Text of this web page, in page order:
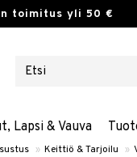
toimitus yli 50 €
Lapsi & Vauva
» Keittiö & Tarjoilu »